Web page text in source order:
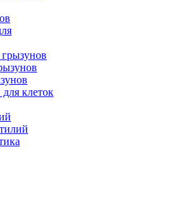
клеток